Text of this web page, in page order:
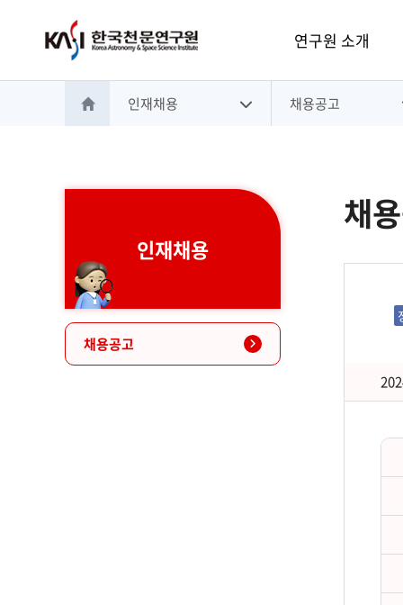
주메뉴연구원 소개
홈으로 이동
인재채용 채용공고
인재채용
채용공고
채